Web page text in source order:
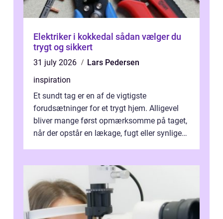
Elektriker i kokkedal sådan vælger du
trygt og sikkert
31 july 2026
Lars Pedersen
inspiration
Et sundt tag er en af de vigtigste
forudsætninger for et trygt hjem. Alligevel
bliver mange først opmærksomme på taget,
når der opstår en lækage, fugt eller synlige